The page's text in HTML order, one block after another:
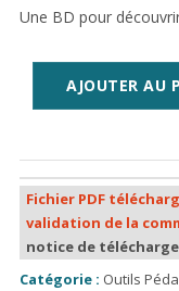
Une BD pour
AJOUTER AU
Fichier PDF
validation de la
notice de
Catégorie : Outils